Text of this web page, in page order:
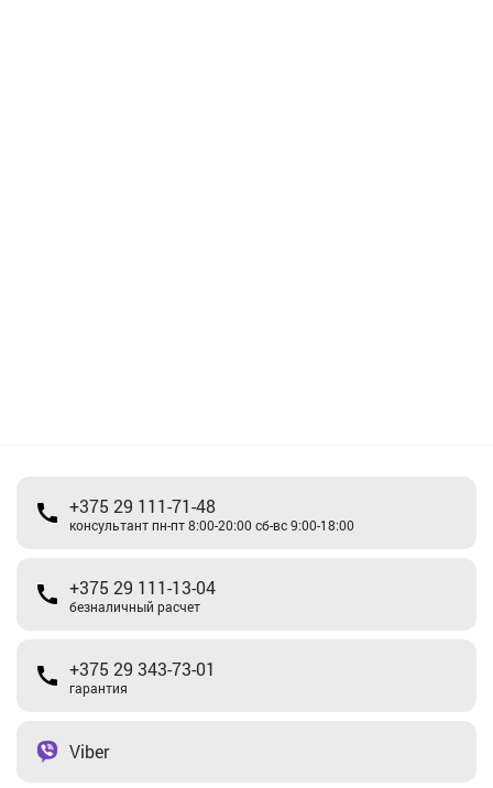
+375 29 111-71-48
консультант пн-пт 8:00-20:00 сб-вс 9:00-18:00
+375 29 111-13-04
безналичный расчет
+375 29 343-73-01
гарантия
Viber